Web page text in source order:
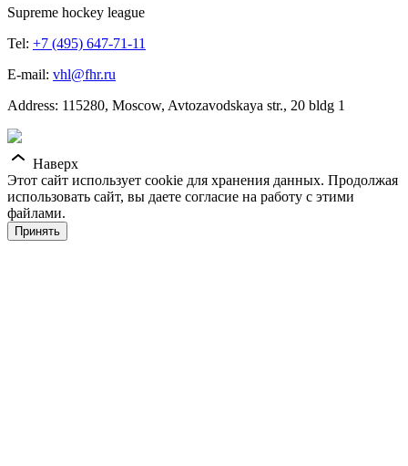
Supreme hockey league
Tel: +7 (495) 647-71-11
E-mail: vhl@fhr.ru
Address: 115280, Moscow, Avtozavodskaya str., 20 bldg 1
Наверх
Этот сайт использует cookie для хранения данных. Продолжая
использовать сайт, вы даете согласие на работу с этими
файлами.
Принять